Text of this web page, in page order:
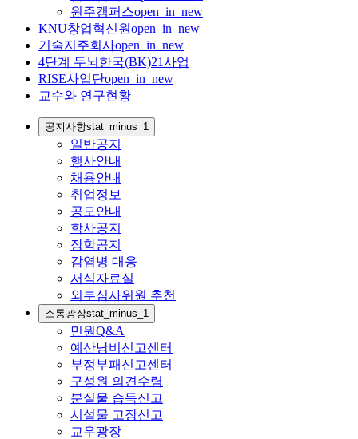
원주캠퍼스open_in_new
KNU창업혁신원open_in_new
기술지주회사open_in_new
4단계 두뇌한국(BK)21사업
RISE사업단open_in_new
교수와 연구현황
공지사항stat_minus_1
일반공지
행사안내
채용안내
취업정보
공모안내
학사공지
장학공지
감염병 대응
서식자료실
외부심사위원 추천
소통광장stat_minus_1
민원Q&A
예산낭비신고센터
부정부패신고센터
구성원 의견수렴
분실물 습득신고
시설물 고장신고
교우광장